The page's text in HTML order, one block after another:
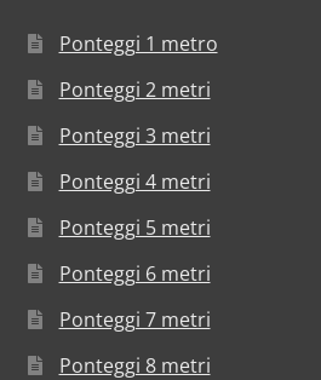
Ponteggi 1 metro
Ponteggi 2 metri
Ponteggi 3 metri
Ponteggi 4 metri
Ponteggi 5 metri
Ponteggi 6 metri
Ponteggi 7 metri
Ponteggi 8 metri